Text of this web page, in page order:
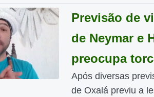
Previsão de
de Neymar e
preocupa
Após diversas
de Oxalá previu a